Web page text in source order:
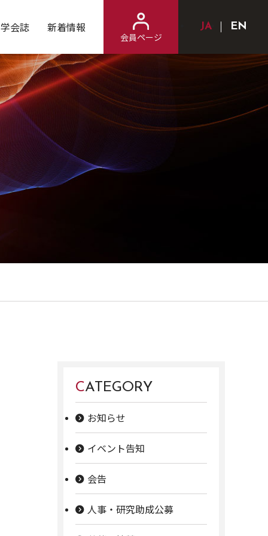
学会誌 新着情報
会員ページ
Japanese
CATEGORY
お知らせ
イベント告知
会告
人事・研究助成公募